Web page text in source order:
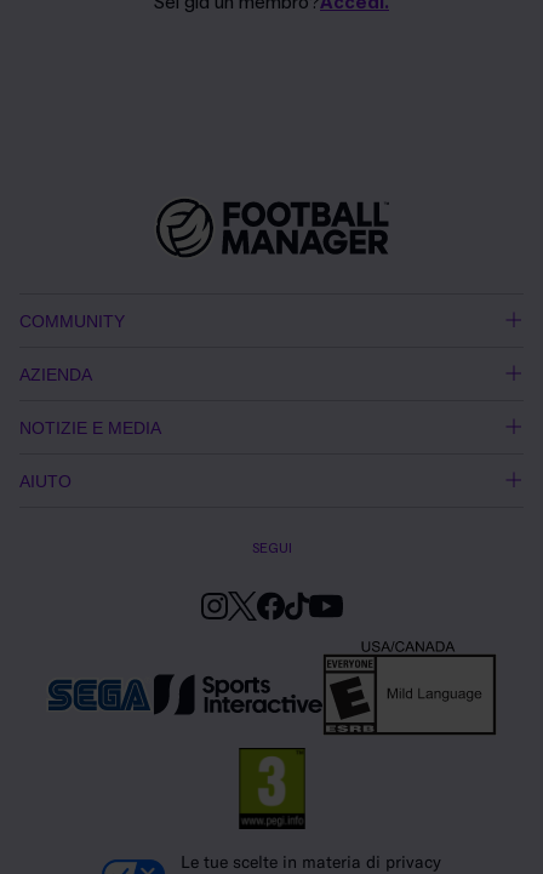
COMMUNITY
AZIENDA
NOTIZIE E MEDIA
AIUTO
SEGUI
Le tue scelte in materia di privacy